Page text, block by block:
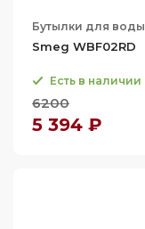
Бутылки для воды
Smeg WBF02RD
Есть в наличии
6200
5 394 ₽